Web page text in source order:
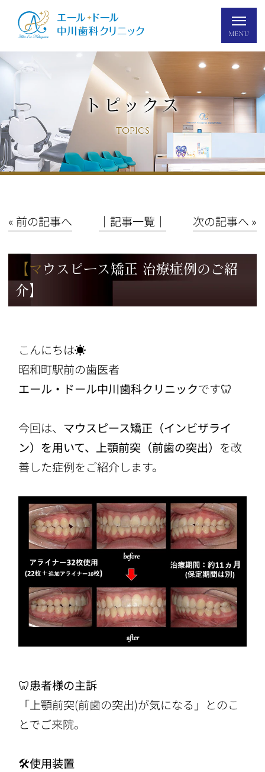
トピックス
TOPICS
« 前の記事へ │記事一覧│ 次の記事へ »
【マウスピース矯正 治療症例のご紹
介】
こんにちは☀️
昭和町駅前の歯医者
エール・ドール中川歯科クリニックです🦷
今回は、 マウスピース矯正（インビザライ
ン）を用いて、上顎前突（前歯の突出） を改
善した症例をご紹介します。
🦷患者様の主訴
「上顎前突(前歯の突出)が気になる」とのこ
とでご来院。
🛠使用装置